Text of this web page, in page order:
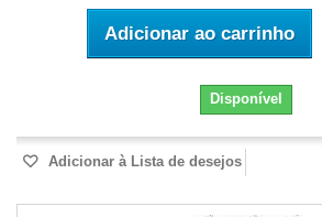
Adicionar ao carrinho
Disponível
Adicionar à Lista de desejos